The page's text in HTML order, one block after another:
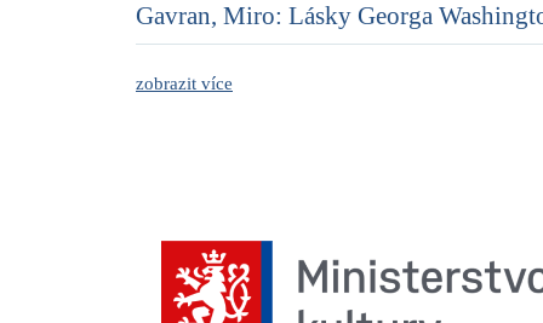
Gavran, Miro: Lásky Georga
zobrazit více